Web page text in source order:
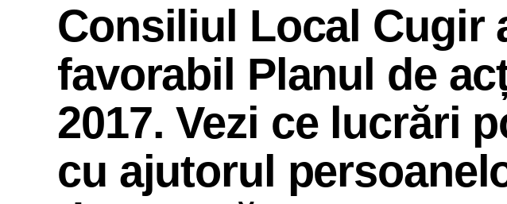
Consiliul Local Cugir
favorabil Planul de
2017. Vezi ce lucrări
cu ajutorul